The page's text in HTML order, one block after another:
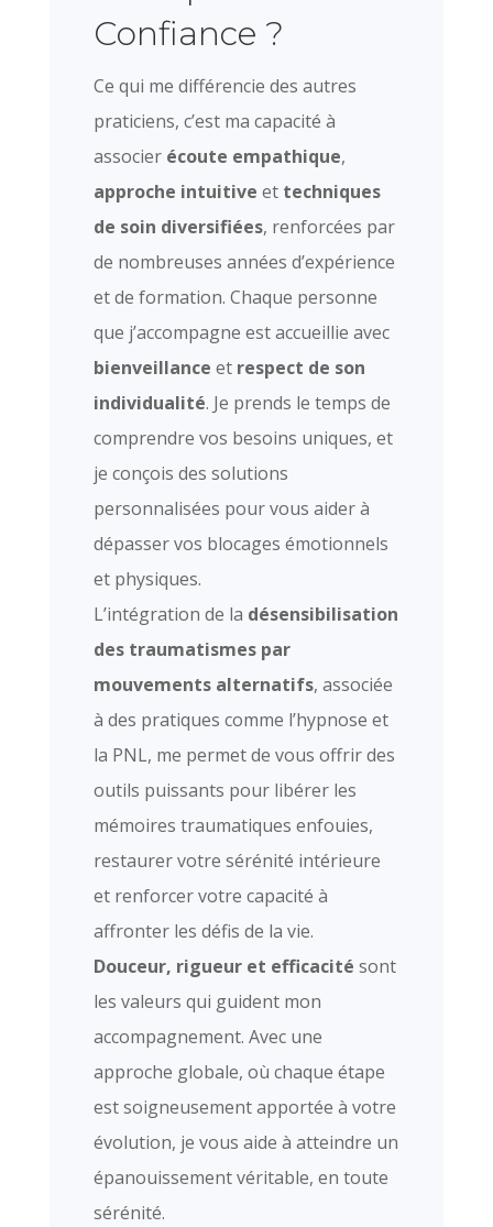
Confiance ?
Ce qui me différencie des autres
praticiens, c’est ma capacité à
associer écoute empathique,
approche intuitive et techniques
de soin diversifiées, renforcées par
de nombreuses années d’expérience
et de formation. Chaque personne
que j’accompagne est accueillie avec
bienveillance etrespect de son
individualité. Je prends le temps de
comprendre vos besoins uniques, et
je conçois des solutions
personnalisées pour vous aider à
dépasser vos blocages émotionnels
et physiques.
L’intégration de la désensibilisation
des traumatismes par
mouvements alternatifs, associée
à des pratiques comme l’hypnose et
la PNL, me permet de vous offrir des
outils puissants pour libérer les
mémoires traumatiques enfouies,
restaurer votre sérénité intérieure
et renforcer votre capacité à
affronter les défis de la vie.
Douceur, rigueur et efficacité sont
les valeurs qui guident mon
accompagnement. Avec une
approche globale, où chaque étape
est soigneusement apportée à votre
évolution, je vous aide à atteindre un
épanouissement véritable, en toute
sérénité.